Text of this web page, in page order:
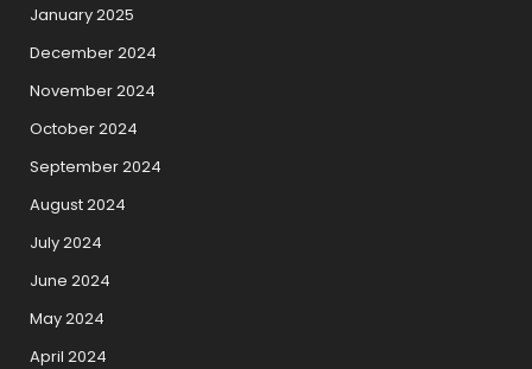
January 2025
December 2024
November 2024
October 2024
September 2024
August 2024
July 2024
June 2024
May 2024
April 2024